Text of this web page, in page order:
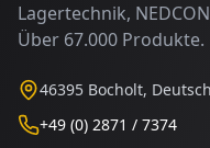
Lagertechnik,
Über 67.000 Produkte.
46395 Bocholt,
+49 (0) 2871 / 7374